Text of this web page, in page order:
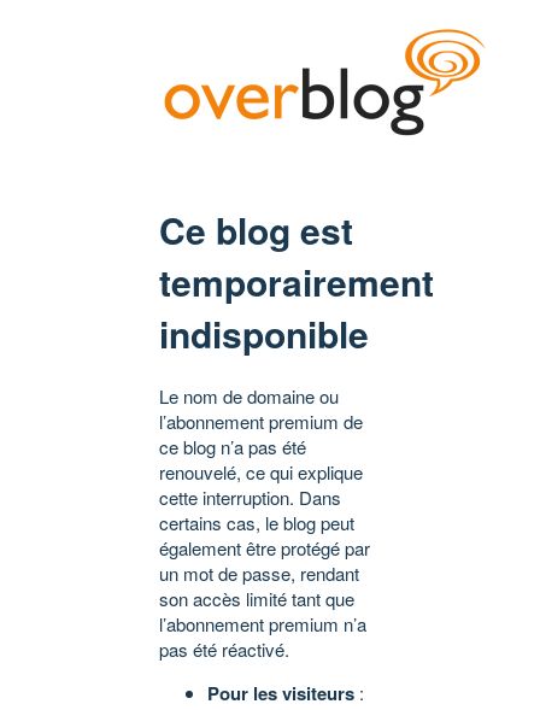
Ce blog est
temporairement
indisponible
Le nom de domaine ou
l’abonnement premium de
ce blog n’a pas été
renouvelé, ce qui explique
cette interruption. Dans
certains cas, le blog peut
également être protégé par
un mot de passe, rendant
son accès limité tant que
l’abonnement premium n’a
pas été réactivé.
Pour les visiteurs :